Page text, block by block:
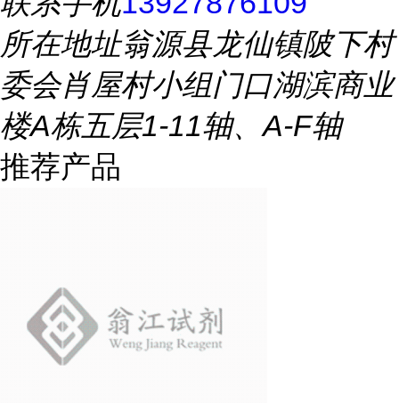
所在地址翁源县龙仙镇陂下村
委会肖屋村小组门口湖滨商业
楼A栋五层1-11轴、A-F轴
推荐产品